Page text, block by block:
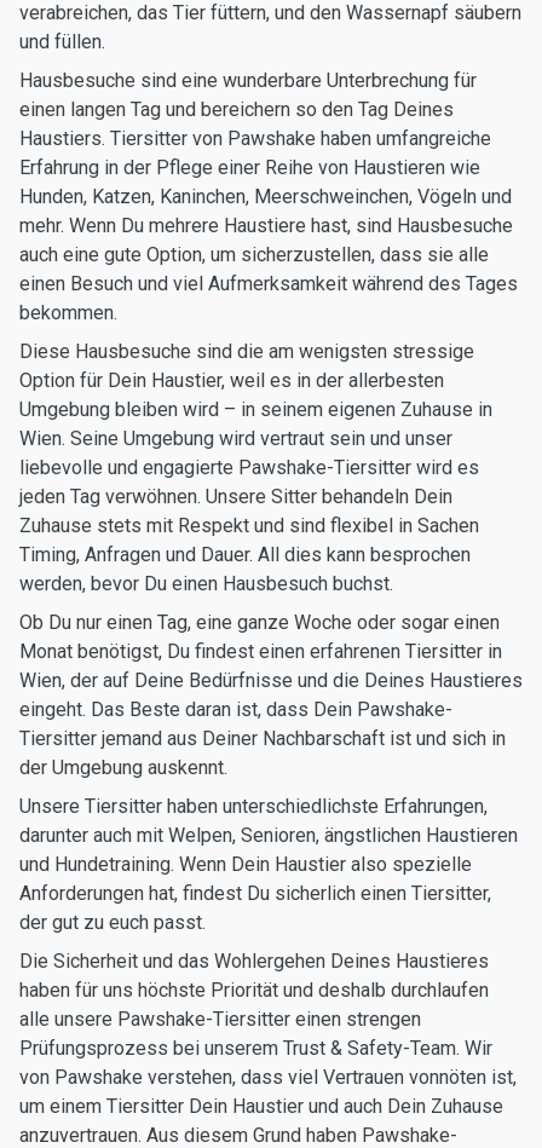
verabreichen, das Tier füttern, und den Wassernapf säubern
und füllen.
Hausbesuche sind eine wunderbare Unterbrechung für
einen langen Tag und bereichern so den Tag Deines
Haustiers. Tiersitter von Pawshake haben umfangreiche
Erfahrung in der Pflege einer Reihe von Haustieren wie
Hunden, Katzen, Kaninchen, Meerschweinchen, Vögeln und
mehr. Wenn Du mehrere Haustiere hast, sind Hausbesuche
auch eine gute Option, um sicherzustellen, dass sie alle
einen Besuch und viel Aufmerksamkeit während des Tages
bekommen.
Diese Hausbesuche sind die am wenigsten stressige
Option für Dein Haustier, weil es in der allerbesten
Umgebung bleiben wird – in seinem eigenen Zuhause in
Wien. Seine Umgebung wird vertraut sein und unser
liebevolle und engagierte Pawshake-Tiersitter wird es
jeden Tag verwöhnen. Unsere Sitter behandeln Dein
Zuhause stets mit Respekt und sind flexibel in Sachen
Timing, Anfragen und Dauer. All dies kann besprochen
werden, bevor Du einen Hausbesuch buchst.
Ob Du nur einen Tag, eine ganze Woche oder sogar einen
Monat benötigst, Du findest einen erfahrenen Tiersitter in
Wien, der auf Deine Bedürfnisse und die Deines Haustieres
eingeht. Das Beste daran ist, dass Dein Pawshake-
Tiersitter jemand aus Deiner Nachbarschaft ist und sich in
der Umgebung auskennt.
Unsere Tiersitter haben unterschiedlichste Erfahrungen,
darunter auch mit Welpen, Senioren, ängstlichen Haustieren
und Hundetraining. Wenn Dein Haustier also spezielle
Anforderungen hat, findest Du sicherlich einen Tiersitter,
der gut zu euch passt.
Die Sicherheit und das Wohlergehen Deines Haustieres
haben für uns höchste Priorität und deshalb durchlaufen
alle unsere Pawshake-Tiersitter einen strengen
Prüfungsprozess bei unserem Trust & Safety-Team. Wir
von Pawshake verstehen, dass viel Vertrauen vonnöten ist,
um einem Tiersitter Dein Haustier und auch Dein Zuhause
anzuvertrauen. Aus diesem Grund haben Pawshake-